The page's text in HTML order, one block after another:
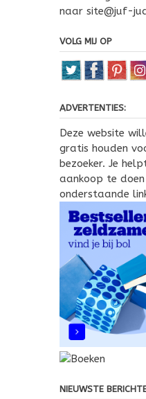
naar site@juf-
VOLG MIJ OP
ADVERTENTIES:
Deze website
gratis houden
bezoeker. Je
aankoop te
onderstaande
NIEUWSTE